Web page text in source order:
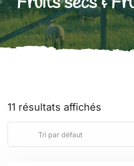
11 résultats affichés
Tri par défaut